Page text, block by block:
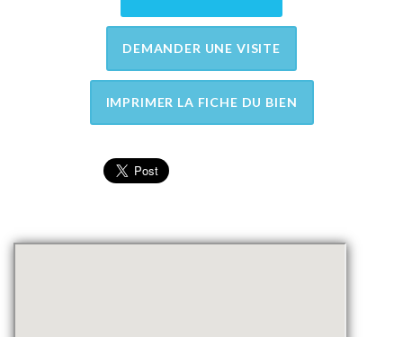
DEMANDER UNE VISITE
IMPRIMER LA FICHE DU BIEN